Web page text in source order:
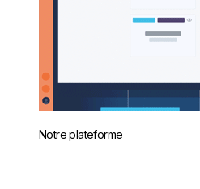
Notre plateforme